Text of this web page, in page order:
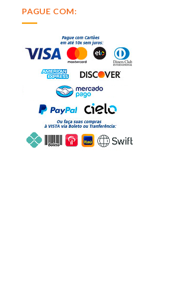
PAGUE COM: